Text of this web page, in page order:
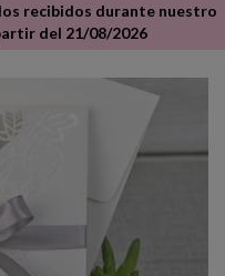
recibidos durante nuestro
del 21/08/2026